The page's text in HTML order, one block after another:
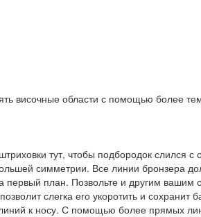
височные области с помощью более
тут, чтобы подбородок слился
симметрии. Все линии бронзера
первый план. Позвольте и другим вашим
слегка его укоротить и сохранит
к носу. С помощью более прямых